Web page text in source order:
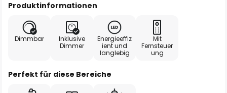
Produktinformationen
Dimmbar
Inklusive
Dimmer
Energieeffiz
ient und
langlebig
Mit
Fernsteuer
ung
Perfekt für diese Bereiche